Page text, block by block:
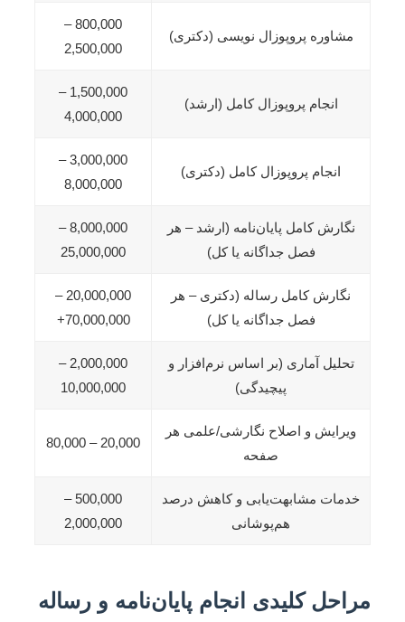
مشاوره پروپوزال نویسی (دکتری)
800,000 –
2,500,000
انجام پروپوزال کامل (ارشد)
1,500,000 –
4,000,000
انجام پروپوزال کامل (دکتری)
3,000,000 –
8,000,000
نگارش کامل پایان‌نامه (ارشد – هر
فصل جداگانه یا کل)
8,000,000 –
25,000,000
نگارش کامل رساله (دکتری – هر
فصل جداگانه یا کل)
20,000,000 –
70,000,000+
تحلیل آماری (بر اساس نرم‌افزار و
پیچیدگی)
2,000,000 –
10,000,000
ویرایش و اصلاح نگارشی/علمی هر
صفحه
20,000 – 80,000
خدمات مشابهت‌یابی و کاهش درصد
هم‌پوشانی
500,000 –
2,000,000
مراحل کلیدی انجام پایان‌نامه و رساله